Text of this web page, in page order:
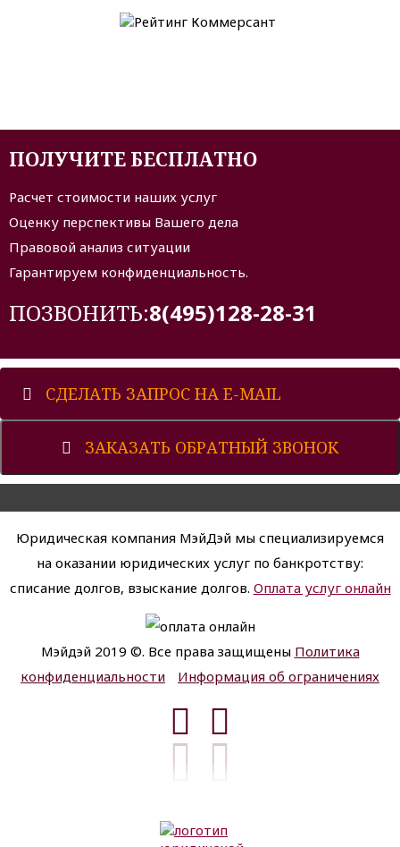
ПОЛУЧИТЕ БЕСПЛАТНО
Расчет стоимости наших услуг
Оценку перспективы Вашего дела
Правовой анализ ситуации
Гарантируем конфиденциальность.
ПОЗВОНИТЬ:8(495)128-28-31
СДЕЛАТЬ ЗАПРОС НА E-MAIL
ЗАКАЗАТЬ ОБРАТНЫЙ ЗВОНОК
Юридическая компания МэйДэй мы специализируемся
на оказании юридических услуг по банкротству:
списание долгов, взыскание долгов. Оплата услуг онлайн
Мэйдэй 2019 ©. Все права защищены Политика
конфиденциальности
Информация об ограничениях